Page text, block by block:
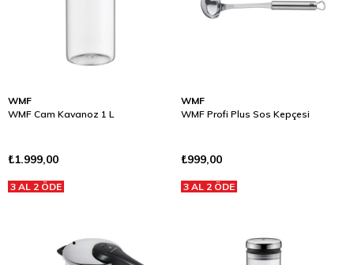
WMF
WMF Cam Kavanoz 1 L
₺1.999,00
3 AL 2 ÖDE
WMF
WMF Profi Plus Sos Kepçesi
₺999,00
3 AL 2 ÖDE